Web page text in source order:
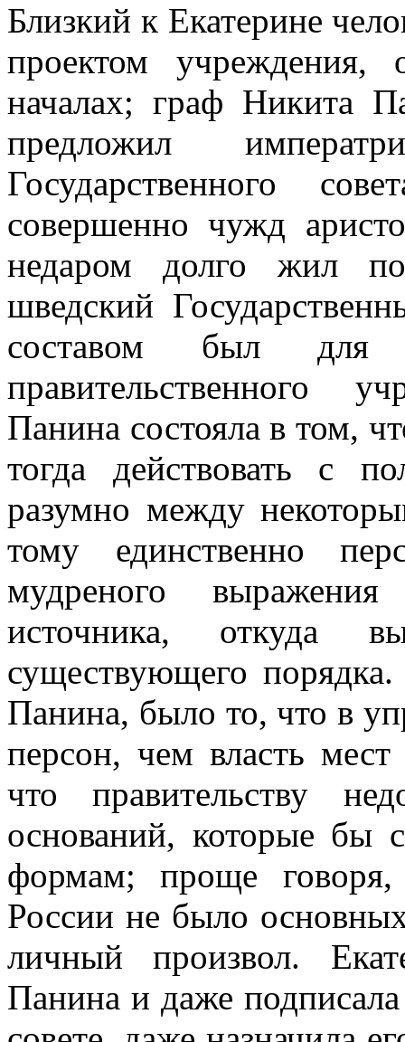
Близкий к Екатерине
проектом
началах; граф Никита
предложил
Государственного
совершенно чужд
недаром долго жил
шведский
составом был для
правительственного
Панина состояла в том,
тогда действовать с
разумно между
тому единственно
мудреного
источника, откуда
существующего
Панина, было то, что в
персон, чем власть
что правительству
оснований, которые бы
формам; проще
России не было
личный произвол.
Панина и даже